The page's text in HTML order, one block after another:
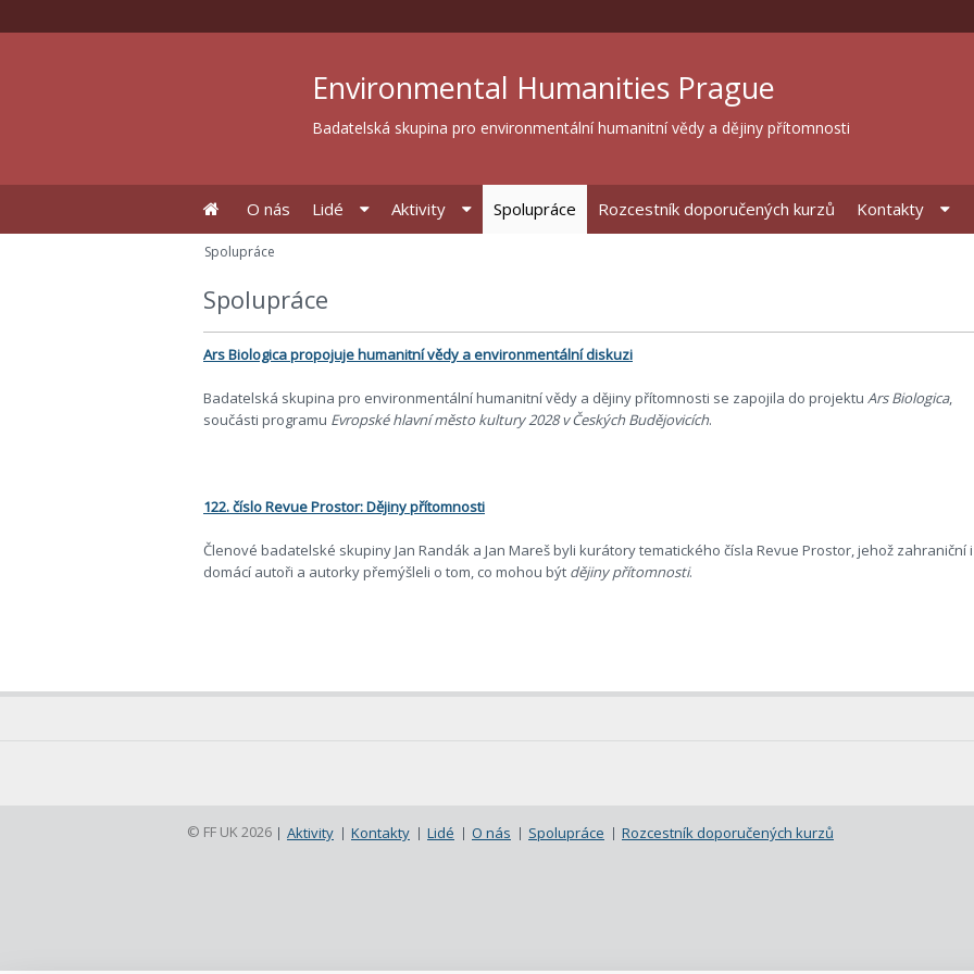
Environmental Humanities Prague
Badatelská skupina pro environmentální humanitní vědy a dějiny přítomnosti
Spolupráce
Ars Biologica propojuje humanitní vědy a environmentální diskuzi
Badatelská skupina pro environmentální humanitní vědy a dějiny přítomnosti se zapojila do projektu Ars Biologica,
součásti programu Evropské hlavní město kultury 2028 v Českých Budějovicích.
122. číslo Revue Prostor: Dějiny přítomnosti
Členové badatelské skupiny Jan Randák a Jan Mareš byli kurátory tematického čísla Revue Prostor, jehož zahraniční i
domácí autoři a autorky přemýšleli o tom, co mohou být dějiny přítomnosti.
Spolupráce
O nás Lidé Aktivity Spolupráce Rozcestník doporučených kurzů Kontakty
© FF UK 2026 Aktivity Kontakty Lidé O nás Spolupráce Rozcestník doporučených kurzů